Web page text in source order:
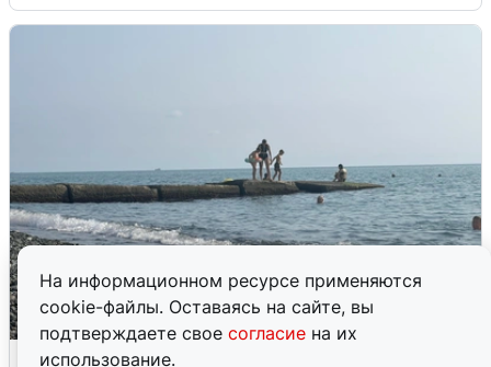
На информационном ресурсе применяются
cookie-файлы. Оставаясь на сайте, вы
подтверждаете свое согласие на их
использование.
Сирены в Сочи: новая угроза БПЛА